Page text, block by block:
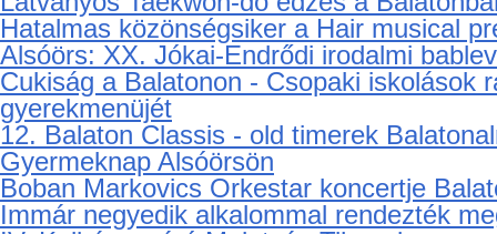
Hatalmas közönségsiker a Hair musical
Alsóörs: XX. Jókai-Endrődi irodalmi
Cukiság a Balatonon - Csopaki iskolások
gyerekmenüjét
12. Balaton Classis - old timerek
Gyermeknap Alsóörsön
Boban Markovics Orkestar koncertje
Immár negyedik alkalommal rendezték